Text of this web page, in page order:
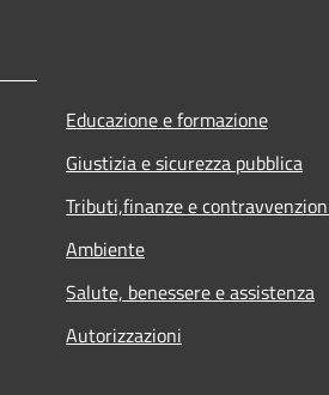
Educazione e formazione
Giustizia e sicurezza pubblica
Tributi,finanze e
Ambiente
Salute, benessere e assistenza
Autorizzazioni